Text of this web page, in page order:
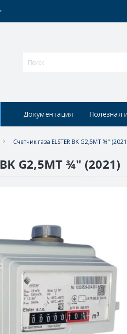
Документация Полезная
Счетчик газа ELSTER BK G2,5MT ¾"
G2,5MT ¾" (2021)